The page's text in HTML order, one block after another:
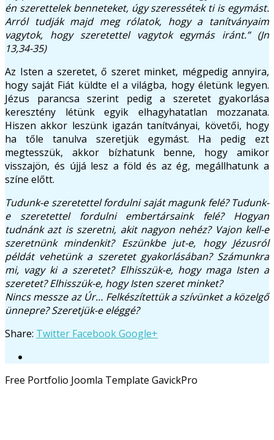
én szerettelek benneteket, úgy szeressétek ti is egymást.
Arról tudják majd meg rólatok, hogy a tanítványaim
vagytok, hogy szeretettel vagytok egymás iránt.” (Jn
13,34-35)
Az Isten a szeretet, ő szeret minket, mégpedig annyira,
hogy saját Fiát küldte el a világba, hogy életünk legyen.
Jézus parancsa szerint pedig a szeretet gyakorlása
keresztény létünk egyik elhagyhatatlan mozzanata.
Hiszen akkor leszünk igazán tanítványai, követői, hogy
ha tőle tanulva szeretjük egymást. Ha pedig ezt
megtesszük, akkor bízhatunk benne, hogy amikor
visszajön, és újjá lesz a föld és az ég, megállhatunk a
színe előtt.
Tudunk-e szeretettel fordulni saját magunk felé? Tudunk-
e szeretettel fordulni embertársaink felé? Hogyan
tudnánk azt is szeretni, akit nagyon nehéz? Vajon kell-e
szeretnünk mindenkit? Eszünkbe jut-e, hogy Jézusról
példát vehetünk a szeretet gyakorlásában? Számunkra
mi, vagy ki a szeretet? Elhisszük-e, hogy maga Isten a
szeretet? Elhisszük-e, hogy Isten szeret minket?
Nincs messze az Úr… Felkészítettük a szívünket a közelgő
ünnepre? Szeretjük-e eléggé?
Share: Twitter FacebookGoogle+
Free Portfolio Joomla Template GavickPro